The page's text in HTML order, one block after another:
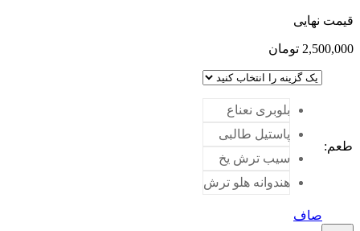
قیمت نهایی
2,500,000 تومان
طعم:
بلوبری نعناع
پاستیل طالبی
سیب ترش یخ
هندوانه هلو ترش
صاف